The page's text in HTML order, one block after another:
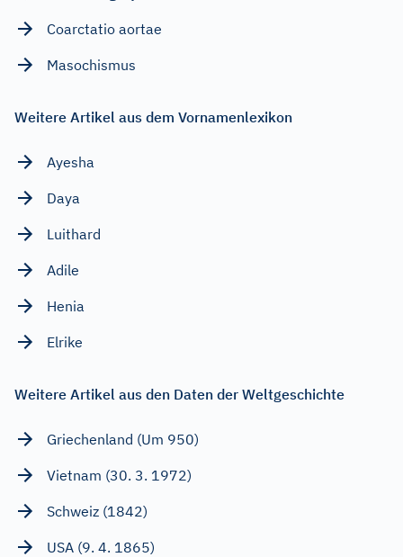
Coarctatio aortae
Masochismus
Weitere Artikel aus dem Vornamenlexikon
Ayesha
Daya
Luithard
Adile
Henia
Elrike
Weitere Artikel aus den Daten der Weltgeschichte
Griechenland (Um 950)
Vietnam (30. 3. 1972)
Schweiz (1842)
USA (9. 4. 1865)